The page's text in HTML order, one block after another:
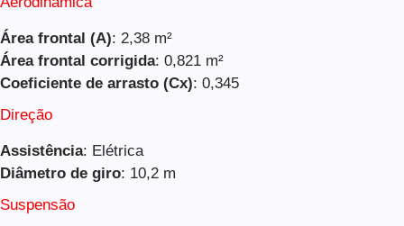
Área frontal (A): 2,38 m²
Área frontal corrigida: 0,821 m²
Coeficiente de arrasto (Cx): 0,345
Direção
Assistência: Elétrica
Diâmetro de giro: 10,2 m
Suspensão